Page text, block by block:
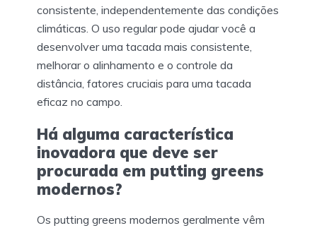
consistente, independentemente das condições
climáticas. O uso regular pode ajudar você a
desenvolver uma tacada mais consistente,
melhorar o alinhamento e o controle da
distância, fatores cruciais para uma tacada
eficaz no campo.
Há alguma característica
inovadora que deve ser
procurada em putting greens
modernos?
Os putting greens modernos geralmente vêm